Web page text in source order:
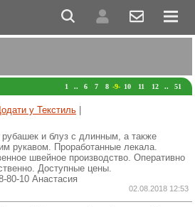
1 .. 6 7 8 -9- 10 11 12 .. 51
у Текстиль
и блуз с длинным, а также
рукавом. Проработанные лекала.
швейное производство. Оперативно
Доступные цены.
80-10 Анастасия
02.08.2018 12:53